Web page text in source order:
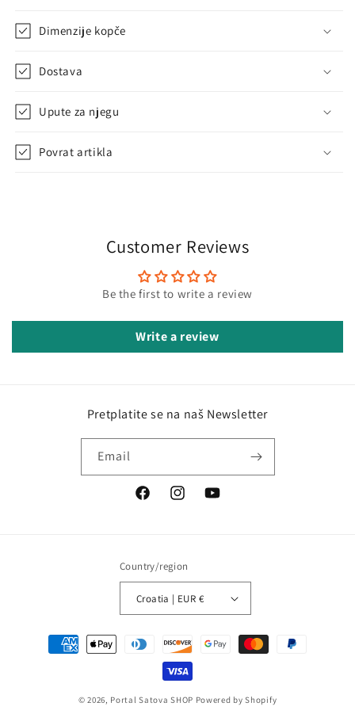
Dimenzije kopče
Dostava
Upute za njegu
Povrat artikla
Customer Reviews
Be the first to write a review
Write a review
Pretplatite se na naš Newsletter
Email
FacebookInstagramYouTube
Country/region
Croatia | EUR €
Payment
methods
© 2026, Portal Satova SHOP Powered by Shopify